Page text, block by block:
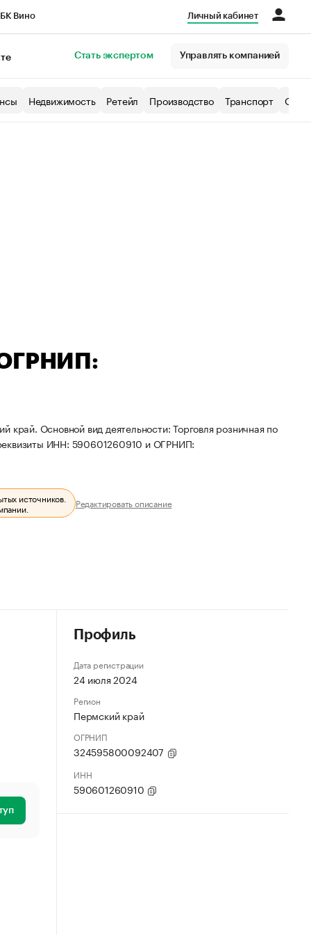
Вино Личный кабинет
Стать экспертом Управлять компанией
Недвижимость Ретейл Производство Транспорт
Основной вид деятельности: Торговля розничная по
ИНН: 590601260910 и ОГРНИП:
источников.
Редактировать описание
Профиль
Дата регистрации
24 июля 2024
Регион
Пермский край
ОГРНИП
324595800092407
ИНН
590601260910